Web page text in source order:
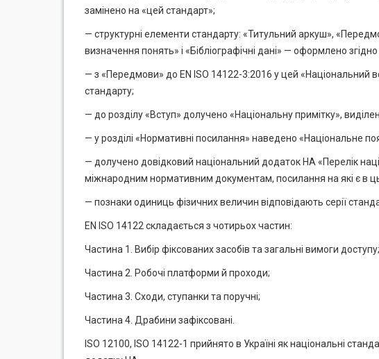
замінено на «цей стандарт»;
— структурні елементи стандарту: «Титульний аркуш»,
визначення понять» і «Бібліографічні дані» — оформлено
— з «Передмови» до EN ISO 14122-3:2016 у цей «Національний
стандарту;
— до розділу «Вступ» долучено «Національну примітку»,
— у розділі «Нормативні посилання» наведено «Національне
— долучено довідковий національний додаток НА «Перелік
міжнародним нормативним документам, посилання на які є в
— познаки одиниць фізичних величин відповідають серії
EN ISO 14122 складається з чотирьох частин:
Частина 1. Вибір фіксованих засобів та загальні вимоги доступу;
Частина 2. Робочі платформи й проходи;
Частина 3. Сходи, ступанки та поручні;
Частина 4. Драбини зафіксовані.
ISO 12100, ISO 14122-1 прийнято в Україні як національні